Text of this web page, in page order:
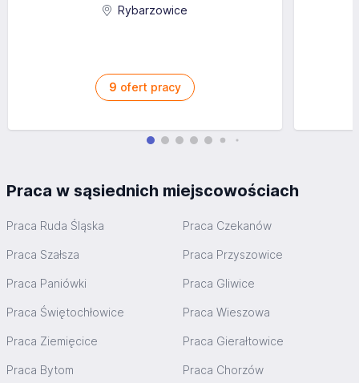
Rybarzowice
9 ofert pracy
Praca w sąsiednich miejscowościach
Praca Ruda Śląska Praca Czekanów
Praca Szałsza Praca Przyszowice
Praca Paniówki Praca Gliwice
Praca Świętochłowice Praca Wieszowa
Praca Ziemięcice Praca Gierałtowice
Praca Bytom Praca Chorzów